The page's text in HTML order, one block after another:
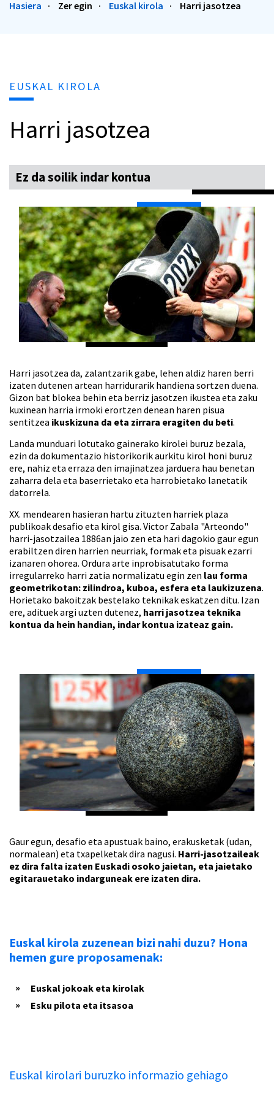
Hasiera Zer egin Euskal kirola Harri jasotzea
EUSKAL KIROLA
Harri jasotzea
Ez da soilik indar kontua
Harri jasotzea da, zalantzarik gabe, lehen aldiz haren berri
izaten dutenen artean harridurarik handiena sortzen duena.
Gizon bat blokea behin eta berriz jasotzen ikustea eta zaku
kuxinean harria irmoki erortzen denean haren pisua
sentitzea ikuskizuna da eta zirrara eragiten du beti.
Landa munduari lotutako gainerako kirolei buruz bezala,
ezin da dokumentazio historikorik aurkitu kirol honi buruz
ere, nahiz eta erraza den imajinatzea jarduera hau benetan
zaharra dela eta baserrietako eta harrobietako lanetatik
datorrela.
XX. mendearen hasieran hartu zituzten harriek plaza
publikoak desafio eta kirol gisa. Victor Zabala "Arteondo"
harri-jasotzailea 1886an jaio zen eta hari dagokio gaur egun
erabiltzen diren harrien neurriak, formak eta pisuak ezarri
izanaren ohorea. Ordura arte inprobisatutako forma
irregularreko harri zatia normalizatu egin zen lau forma
geometrikotan: zilindroa, kuboa, esfera eta laukizuzena.
Horietako bakoitzak bestelako teknikak eskatzen ditu. Izan
ere, adituek argi uzten dutenez, harri jasotzea teknika
kontua da hein handian, indar kontua izateaz gain.
Gaur egun, desafio eta apustuak baino, erakusketak (udan,
normalean) eta txapelketak dira nagusi. Harri-jasotzaileak
ez dira falta izaten Euskadi osoko jaietan, eta jaietako
egitarauetako indarguneak ere izaten dira.
Euskal kirola zuzenean bizi nahi duzu? Hona
hemen gure proposamenak:
Euskal jokoak eta kirolak
Esku pilota eta itsasoa
Euskal kirolari buruzko informazio gehiago